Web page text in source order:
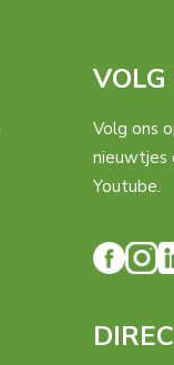
VOLG
Volg ons
nieuwtjes
Youtube.